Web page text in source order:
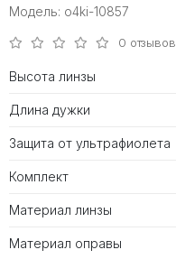
Модель: o4ki-10857
0 отзывов
Высота линзы
Длина дужки
Защита от ультрафиолета
Комплект
Материал линзы
Материал оправы